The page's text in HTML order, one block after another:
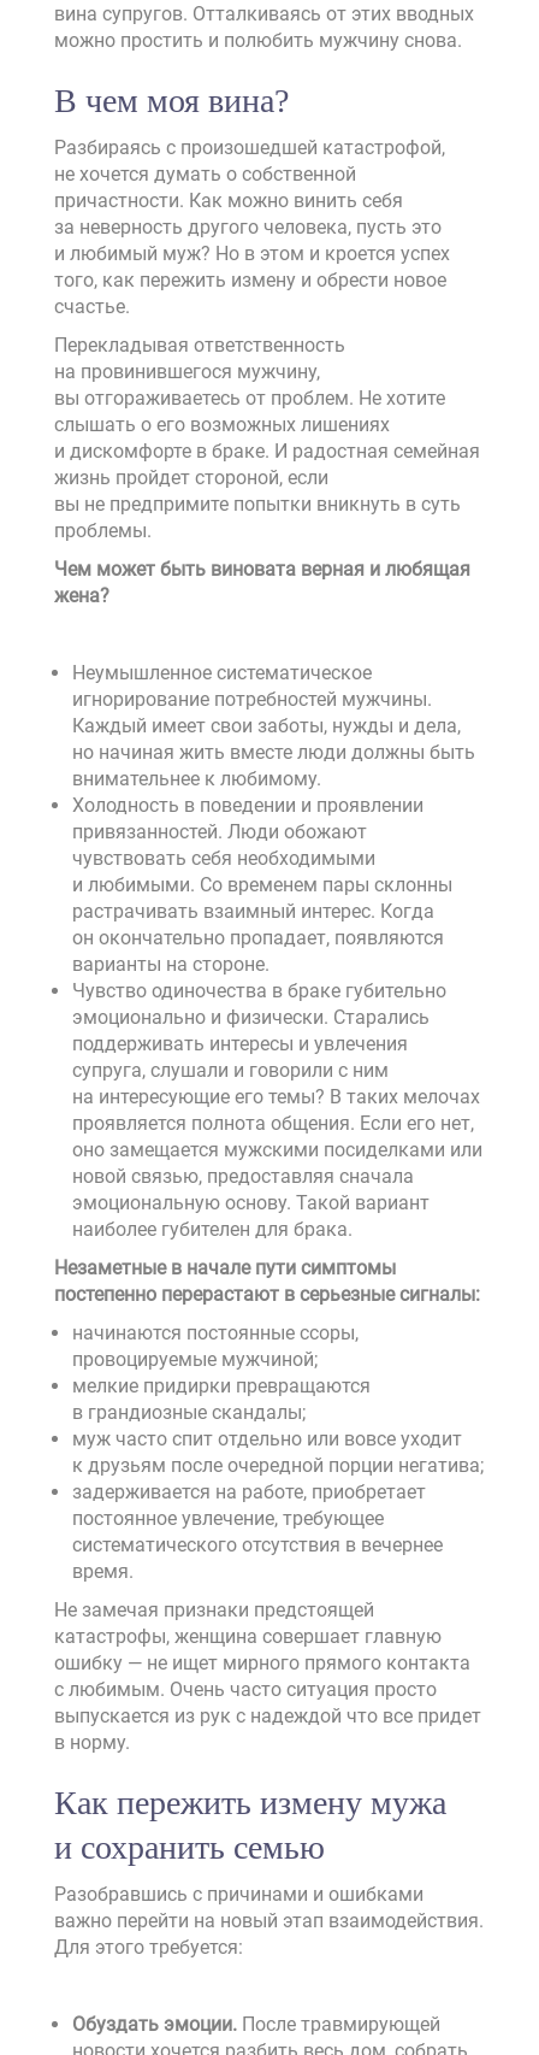
вина супругов. Отталкиваясь от этих вводных
можно простить и полюбить мужчину снова.
В чем моя вина?
Разбираясь с произошедшей катастрофой,
не хочется думать о собственной
причастности. Как можно винить себя
за неверность другого человека, пусть это
и любимый муж? Но в этом и кроется успех
того, как пережить измену и обрести новое
счастье.
Перекладывая ответственность
на провинившегося мужчину,
вы отгораживаетесь от проблем. Не хотите
слышать о его возможных лишениях
и дискомфорте в браке. И радостная семейная
жизнь пройдет стороной, если
вы не предпримите попытки вникнуть в суть
проблемы.
Чем может быть виновата верная и любящая
жена?
Неумышленное систематическое
игнорирование потребностей мужчины.
Каждый имеет свои заботы, нужды и дела,
но начиная жить вместе люди должны быть
внимательнее к любимому.
Холодность в поведении и проявлении
привязанностей. Люди обожают
чувствовать себя необходимыми
и любимыми. Со временем пары склонны
растрачивать взаимный интерес. Когда
он окончательно пропадает, появляются
варианты на стороне.
Чувство одиночества в браке губительно
эмоционально и физически. Старались
поддерживать интересы и увлечения
супруга, слушали и говорили с ним
на интересующие его темы? В таких мелочах
проявляется полнота общения. Если его нет,
оно замещается мужскими посиделками или
новой связью, предоставляя сначала
эмоциональную основу. Такой вариант
наиболее губителен для брака.
Незаметные в начале пути симптомы
постепенно перерастают в серьезные сигналы:
начинаются постоянные ссоры,
провоцируемые мужчиной;
мелкие придирки превращаются
в грандиозные скандалы;
муж часто спит отдельно или вовсе уходит
к друзьям после очередной порции негатива;
задерживается на работе, приобретает
постоянное увлечение, требующее
систематического отсутствия в вечернее
время.
Не замечая признаки предстоящей
катастрофы, женщина совершает главную
ошибку — не ищет мирного прямого контакта
с любимым. Очень часто ситуация просто
выпускается из рук с надеждой что все придет
в норму.
Как пережить измену мужа
и сохранить семью
Разобравшись с причинами и ошибками
важно перейти на новый этап взаимодействия.
Для этого требуется:
Обуздать эмоции. После травмирующей